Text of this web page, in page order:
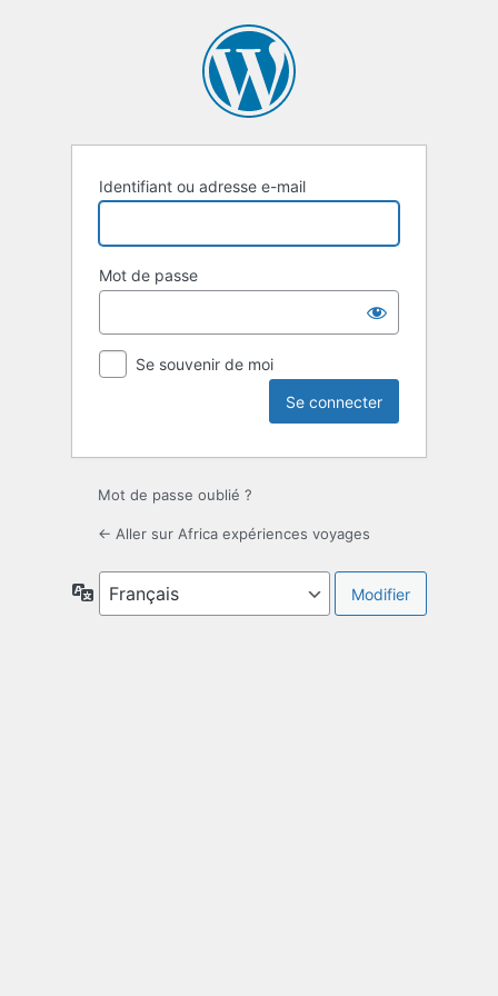
Identifiant ou adresse e-mail
Mot de passe
Se souvenir de moi
Mot de passe oublié ?
← Aller sur Africa expériences voyages
Langue